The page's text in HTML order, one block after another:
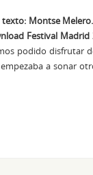
Montse Melero.
Festival Madrid
podido
a sonar